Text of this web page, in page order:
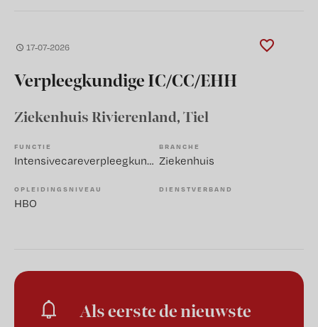
17-07-2026
Verpleegkundige IC/CC/EHH
Ziekenhuis Rivierenland, Tiel
FUNCTIE
Intensivecareverpleegkundige
BRANCHE
Ziekenhuis
OPLEIDINGSNIVEAU
HBO
DIENSTVERBAND
Als eerste de nieuwste